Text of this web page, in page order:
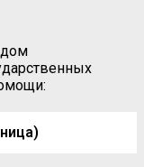
дом